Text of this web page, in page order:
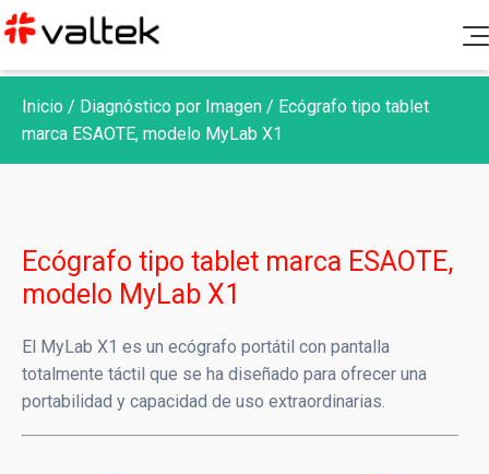
Diagnóstico Clínico
Microbiología
Biología Molecular
Coagulación
Soporte Post Venta
Fichas de seguridad e insertos
Certificados de calidad
Controles y calibradores
Política de Rechazos y Devoluciones
Canal de denuncias
Contacto
Ir a Portal Valtek
Inicio / Diagnóstico por Imagen / Ecógrafo tipo tablet
marca ESAOTE, modelo MyLab X1
Ecógrafo tipo tablet marca ESAOTE,
modelo MyLab X1
El MyLab X1 es un ecógrafo portátil con pantalla
totalmente táctil que se ha diseñado para ofrecer una
portabilidad y capacidad de uso extraordinarias.